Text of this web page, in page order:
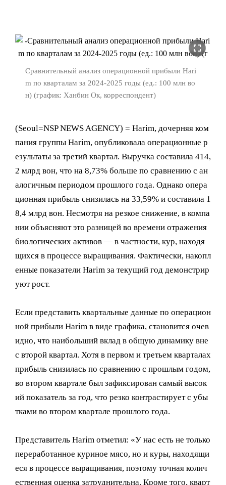
fullscreen
Сравнительный анализ операционной прибыли Hari
m по кварталам за 2024-2025 годы (ед.: 100 млн во
н) (график: Ханбин Ок, корреспондент)
(Seoul=NSP NEWS AGENCY) = Harim, дочерняя ком
пания группы Harim, опубликовала операционные р
езультаты за третий квартал. Выручка составила 414,
2 млрд вон, что на 8,73% больше по сравнению с ан
алогичным периодом прошлого года. Однако опера
ционная прибыль снизилась на 33,59% и составила 1
8,4 млрд вон. Несмотря на резкое снижение, в компа
нии объясняют это разницей во времени отражения
биологических активов — в частности, кур, находя
щихся в процессе выращивания. Фактически, накопл
енные показатели Harim за текущий год демонстрир
уют рост.
Если представить квартальные данные по операцион
ной прибыли Harim в виде графика, становится очев
идно, что наибольший вклад в общую динамику вне
с второй квартал. Хотя в первом и третьем кварталах
прибыль снизилась по сравнению с прошлым годом,
во втором квартале был зафиксирован самый высок
ий показатель за год, что резко контрастирует с убы
тками во втором квартале прошлого года.
Представитель Harim отметил: «У нас есть не только
переработанное куриное мясо, но и куры, находящи
еся в процессе выращивания, поэтому точная колич
ественная оценка затруднительна. Кроме того, кварт